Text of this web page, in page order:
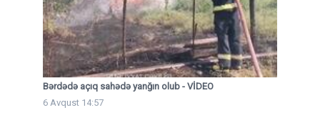
Bərdədə açıq sahədə yanğın olub - VİDEO
6 Avqust 14:57